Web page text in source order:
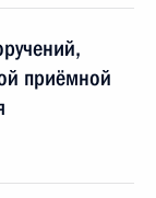
приёмной